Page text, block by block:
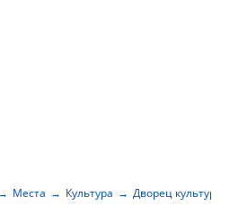
Места Культура Дворец культуры